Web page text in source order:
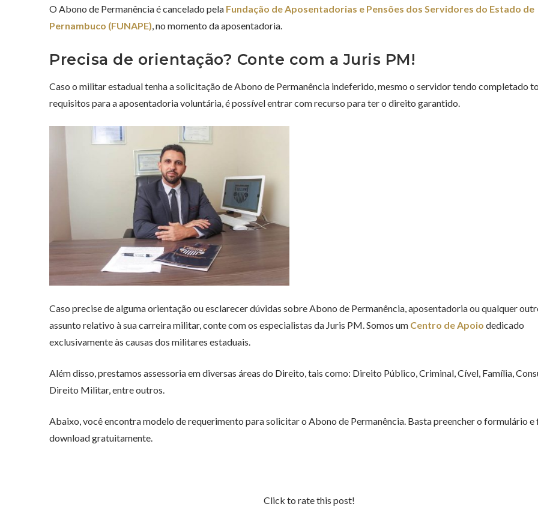
O Abono de Permanência é cancelado pela Fundação de Aposentadorias e Pensões dos Servidores do Estado de
Pernambuco (FUNAPE) , no momento da aposentadoria.
Precisa de orientação? Conte com a Juris PM!
Caso o militar estadual tenha a solicitação de Abono de Permanência indeferido, mesmo o servidor tendo completado
requisitos para a aposentadoria voluntária, é possível entrar com recurso para ter o direito garantido.
Caso precise de alguma orientação ou esclarecer dúvidas sobre Abono de Permanência, aposentadoria ou qualquer
assunto relativo à sua carreira militar, conte com os especialistas da Juris PM. Somos um Centro de Apoio dedicado
exclusivamente às causas dos militares estaduais.
Além disso, prestamos assessoria em diversas áreas do Direito, tais como: Direito Público, Criminal, Cível, Família,
Direito Militar, entre outros.
Abaixo, você encontra modelo de requerimento para solicitar o Abono de Permanência. Basta preencher o formulário e
download gratuitamente.
Click to rate this post!